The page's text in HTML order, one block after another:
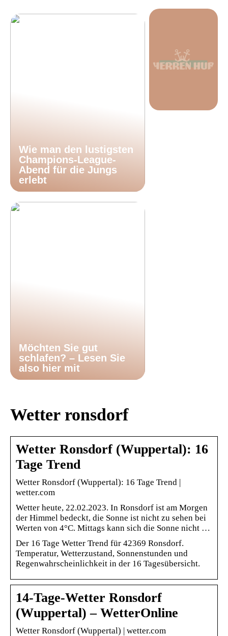
Wie man den lustigsten
Champions-League-
Abend für die Jungs
erlebt
Möchten Sie gut
schlafen? – Lesen Sie
also hier mit
Wetter ronsdorf
Wetter Ronsdorf (Wuppertal): 16
Tage Trend
Wetter Ronsdorf (Wuppertal): 16 Tage Trend |
wetter.com
Wetter heute, 22.02.2023. In Ronsdorf ist am Morgen
der Himmel bedeckt, die Sonne ist nicht zu sehen bei
Werten von 4°C. Mittags kann sich die Sonne nicht …
Der 16 Tage Wetter Trend für 42369 Ronsdorf.
Temperatur, Wetterzustand, Sonnenstunden und
Regenwahrscheinlichkeit in der 16 Tagesübersicht.
14-Tage-Wetter Ronsdorf
(Wuppertal) – WetterOnline
Wetter Ronsdorf (Wuppertal) | wetter.com